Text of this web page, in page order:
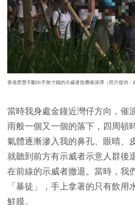
香港黑警不斷向手無寸鐵的示威者投擲催淚彈（照片提供：
當時我身處金鐘近灣仔方向，催
雨般一個又一個的落下，四周頓
氣體逐漸滲入我的鼻孔、眼晴、
就聽到前方有示威者示意人群後
在前線的示威者撤退。當時，我
「暴徒」，手上拿著的只有飲用
鮮膜。